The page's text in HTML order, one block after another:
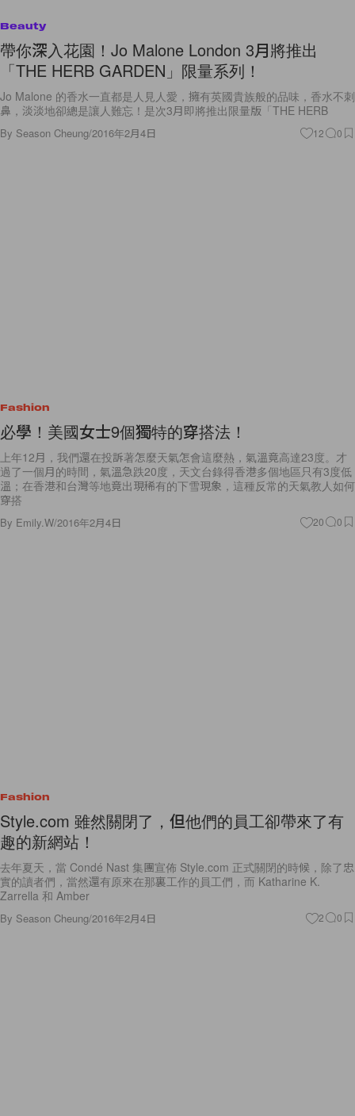
Beauty
帶你深入花園！Jo Malone London 3月將推出
「THE HERB GARDEN」限量系列！
Jo Malone 的香水一直都是人見人愛，擁有英國貴族般的品味，香水不刺
鼻，淡淡地卻總是讓人難忘！是次3月即將推出限量版「THE HERB
By Season Cheung/2016年2月4日 12 0
Fashion
必學！美國女士9個獨特的穿搭法！
上年12月，我們還在投訴著怎麼天氣怎會這麼熱，氣溫竟高達23度。才
過了一個月的時間，氣溫急跌20度，天文台錄得香港多個地區只有3度低
溫；在香港和台灣等地竟出現稀有的下雪現象，這種反常的天氣教人如何
穿搭
By Emily.W/2016年2月4日 20 0
Fashion
Style.com 雖然關閉了，但他們的員工卻帶來了有
趣的新網站！
去年夏天，當 Condé Nast 集團宣佈 Style.com 正式關閉的時候，除了忠
實的讀者們，當然還有原來在那裏工作的員工們，而 Katharine K.
Zarrella 和 Amber
By Season Cheung/2016年2月4日 2 0